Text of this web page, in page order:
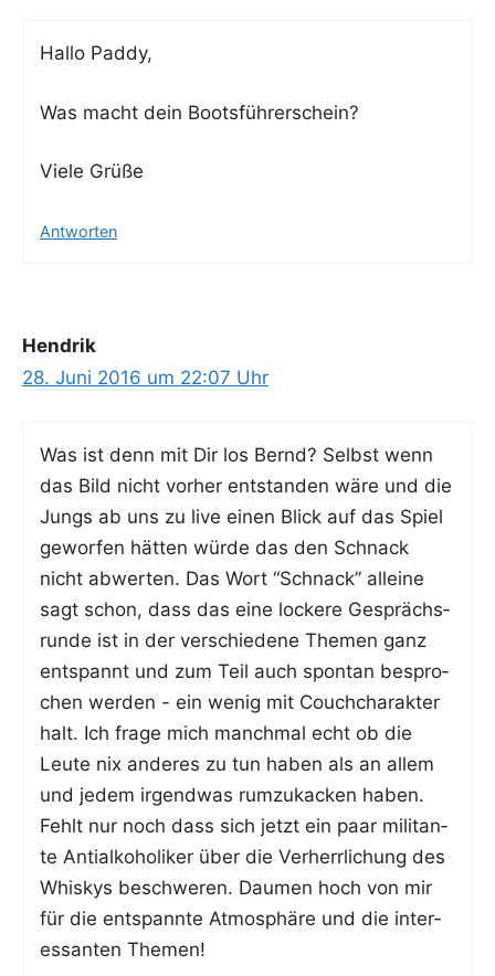
Hal­lo Paddy,
Was macht dein Bootsführerschein?
Vie­le Grüße
Antworten
Hendrik
28. Juni 2016 um 22:07 Uhr
Was ist denn mit Dir los Bernd? Selbst wenn
das Bild nicht vor­her ent­stan­den wäre und die
Jungs ab uns zu live einen Blick auf das Spiel
gewor­fen hät­ten wür­de das den Schnack
nicht abwer­ten. Das Wort “Schnack” allei­ne
sagt schon, dass das eine locke­re Gesprächs­
run­de ist in der ver­schie­de­ne The­men ganz
ent­spannt und zum Teil auch spon­tan bespro­
chen wer­den - ein wenig mit Couch­cha­rak­ter
halt. Ich fra­ge mich manch­mal echt ob die
Leu­te nix ande­res zu tun haben als an allem
und jedem irgend­was rum­zu­ka­cken haben.
Fehlt nur noch dass sich jetzt ein paar mili­tan­
te Anti­al­ko­ho­li­ker über die Ver­herr­li­chung des
Whis­kys beschwe­ren. Dau­men hoch von mir
für die ent­spann­te Atmo­sphä­re und die inter­
es­san­ten Themen!